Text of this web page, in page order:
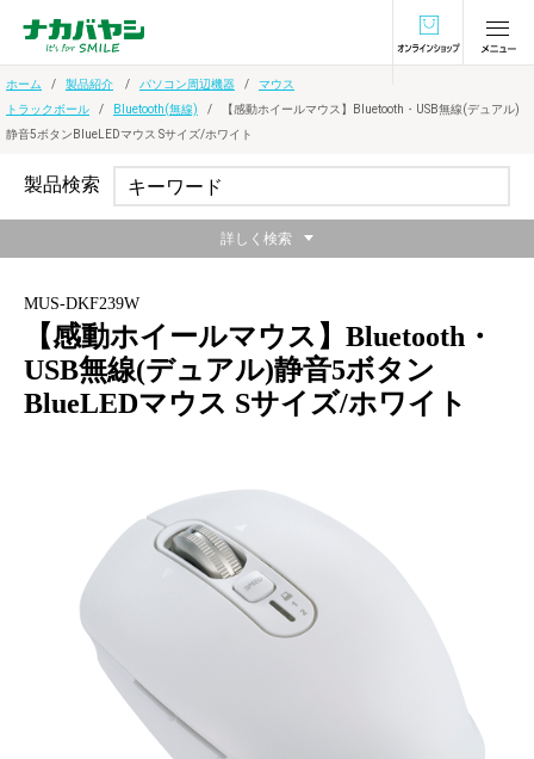
オンラインショ
ホーム 製品紹介 パソコン周辺機器
マウス
トラックボール
Bluetooth(無線)
【感動ホイールマウス】Bluetooth・USB無線(デュアル)
静音5ボタンBlueLEDマウス Sサイズ/ホワイト
MUS-DKF239W
【感動ホイールマウス】Bluetooth・
USB無線(デュアル)静音5ボタン
BlueLEDマウス Sサイズ/ホワイト
画面スクロール超絶快適。感動ホイールマウス。
メーカー希望小売価格：
+ 税
面倒な画面スクロールを感動体験へ。【感動ホイール】搭載。
製品検索
詳しく検索